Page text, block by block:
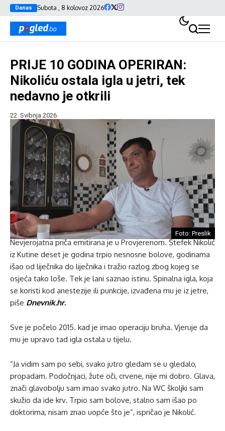
Danas Subota , 8 kolovoz 2026
PRIJE 10 GODINA OPERIRAN:
Nikoliću ostala igla u jetri, tek
nedavno je otkrili
22. Svibnja 2026.
Foto: Preslik
Nevjerojatna priča emitirana je u Provjerenom. Štefek Nikolić
iz Kutine deset je godina trpio nesnosne bolove, godinama
išao od liječnika do liječnika i tražio razlog zbog kojeg se
osjeća tako loše. Tek je lani saznao istinu. Spinalna igla, koja
se koristi kod anestezije ili punkcije, izvađena mu je iz jetre,
piše Dnevnik.hr.
Sve je počelo 2015. kad je imao operaciju bruha. Vjeruje da
mu je upravo tad igla ostala u tijelu.
“Ja vidim sam po sebi, svako jutro gledam se u gledalo,
propadam. Podočnjaci, žute oči, crvene, nije mi dobro. Glava,
znači glavobolju sam imao svako jutro. Na WC školjki sam
skužio da ide krv. Trpio sam bolove, stalno sam išao po
doktorima, nisam znao uopće što je”, ispričao je Nikolić.